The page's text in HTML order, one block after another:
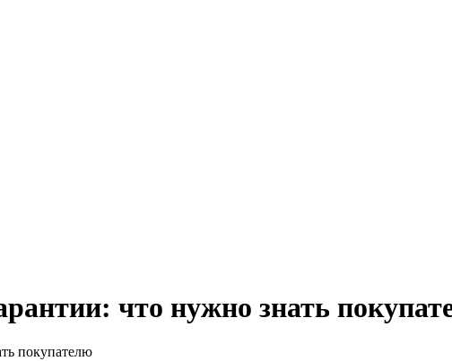
что нужно знать
покупателю